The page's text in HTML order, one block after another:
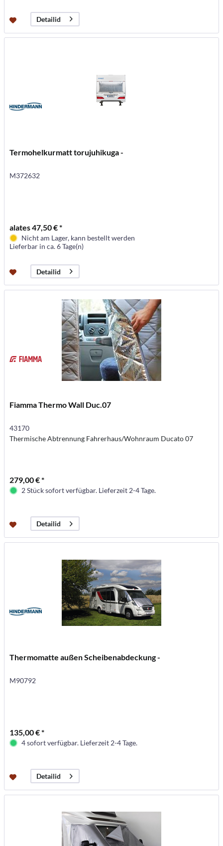
Detailid
Termohelkurmatt torujuhikuga -
M372632
alates 47,50 € *
Nicht am Lager, kann bestellt werden
Lieferbar in ca. 6 Tage(n)
Detailid
Fiamma Thermo Wall Duc.07
43170
Thermische Abtrennung Fahrerhaus/Wohnraum Ducato 07
279,00 € *
2 Stück sofort verfügbar. Lieferzeit 2-4 Tage.
Detailid
Thermomatte außen Scheibenabdeckung -
M90792
135,00 € *
4 sofort verfügbar. Lieferzeit 2-4 Tage.
Detailid